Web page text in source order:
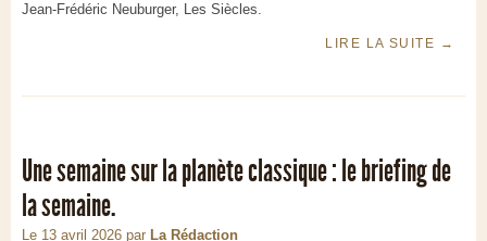
Jean-Frédéric Neuburger, Les Siècles.
LIRE LA SUITE →
Une semaine sur la planète classique : le briefing de
la semaine.
Le 13 avril 2026 par La Rédaction